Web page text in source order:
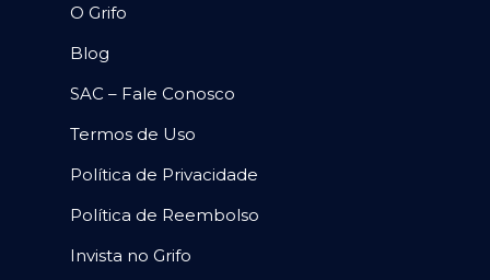
O Grifo
Blog
SAC – Fale Conosco
Termos de Uso
Política de Privacidade
Política de Reembolso
Invista no Grifo